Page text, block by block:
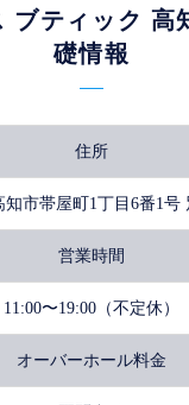
ブティック 高
礎情報
住所
知市帯屋町1丁目6番1号
営業時間
11:00〜19:00（不定休）
オーバーホール料金